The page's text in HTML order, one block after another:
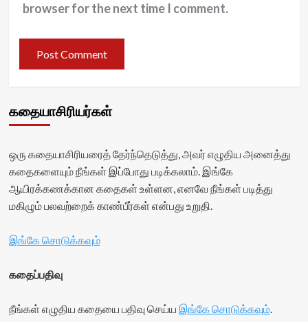
browser for the next time I comment.
கதையாசிரியர்கள்
ஒரு கதையாசிரியரைத் தேர்ந்தெடுத்து, அவர் எழுதிய அனைத்து
கதைகளையும் நீங்கள் இப்போது படிக்கலாம். இங்கே
ஆயிரக்கணக்கான கதைகள் உள்ளன, எனவே நீங்கள் படித்து
மகிழும் பலவற்றைக் காண்பீர்கள் என்பது உறுதி.
இங்கே சொடுக்கவும்
கதைப்பதிவு
நீங்கள் எழுதிய கதையை பதிவு செய்ய இங்கே சொடுக்கவும்.